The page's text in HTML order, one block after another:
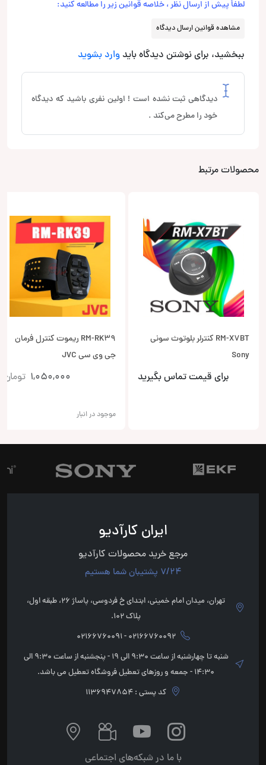
لطفاً پیش از ارسال نظر ، خلاصه قوانین زیر را مطالعه کنید:
مشاهده قوانین ارسال دیدگاه
ببخشید، برای نوشتن دیدگاه باید وارد بشوید
دیدگاهی ثبت نشده است ! اولین نفری باشید که دیدگاه
خود را مطرح می‌کند .
محصولات مرتبط
RM-X7BT کنترلر بلوتوث سونی
Sony
برای قیمت تماس بگیرید
RM-RK39 ریموت کنترل فرمان
جی وی سی JVC
1,050,000 تومان
موجود در انبار
ایران کارآدیو
مرجع خرید محصولات کارآدیو
7/24 پشتیبان شما هستیم
تهران، میدان امام خمینی، ابتدای خ فردوسی، پاساژ 26، طبقه اول،
پلاک 102.
02166760092 - 02166760091
شنبه تا چهارشنبه از ساعت 9:30 الی 19 - پنجشنبه از ساعت 9:30 الی
14:30 - جمعه و روزهای تعطیل فروشگاه تعطیل می باشد.
کد پستی : 1136947854
با ما در شبکه‌های اجتماعی